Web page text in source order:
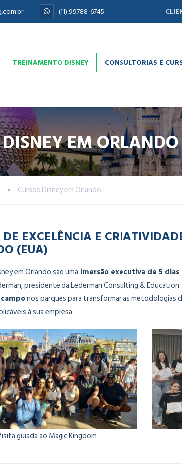
(11) 99788-6745
TREINAMENTO DISNEY CONSULTORIAS E
EM ORLANDO
Cursos Disney em Orlando
DE EXCELÊNCIA E
(EUA)
em Orlando são uma imersão executiva de 5
presidente da Lederman Consulting &
nos parques para transformar as metodologias
à sua empresa.
guiada ao Magic Kingdom